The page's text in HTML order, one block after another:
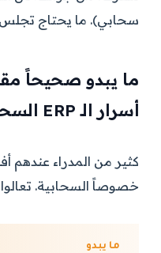
سحابي). ما يحتاج
ما يبدو صحيحاً
أسرار الـ ERP السحابي
خصوصاً السحابية.
ما يبدو